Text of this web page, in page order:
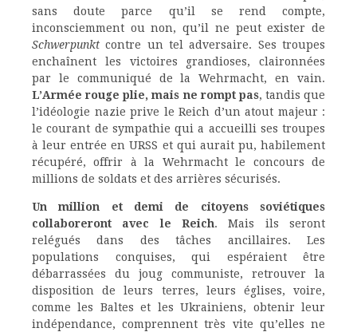
sans doute parce qu’il se rend compte,
inconsciemment ou non, qu’il ne peut exister de
Schwerpunktcontre un tel adversaire. Ses troupes
enchaînent les victoires grandioses, claironnées
par le communiqué de la Wehrmacht, en vain.
L’Armée rouge plie, mais ne rompt pas, tandis que
l’idéologie nazie prive le Reich d’un atout majeur :
le courant de sympathie qui a accueilli ses troupes
à leur entrée en URSS et qui aurait pu, habilement
récupéré, offrir à la Wehrmacht le concours de
millions de soldats et des arrières sécurisés.
Un million et demi de citoyens soviétiques
collaboreront avec le Reich. Mais ils seront
relégués dans des tâches ancillaires. Les
populations conquises, qui espéraient être
débarrassées du joug communiste, retrouver la
disposition de leurs terres, leurs églises, voire,
comme les Baltes et les Ukrainiens, obtenir leur
indépendance, comprennent très vite qu’elles ne